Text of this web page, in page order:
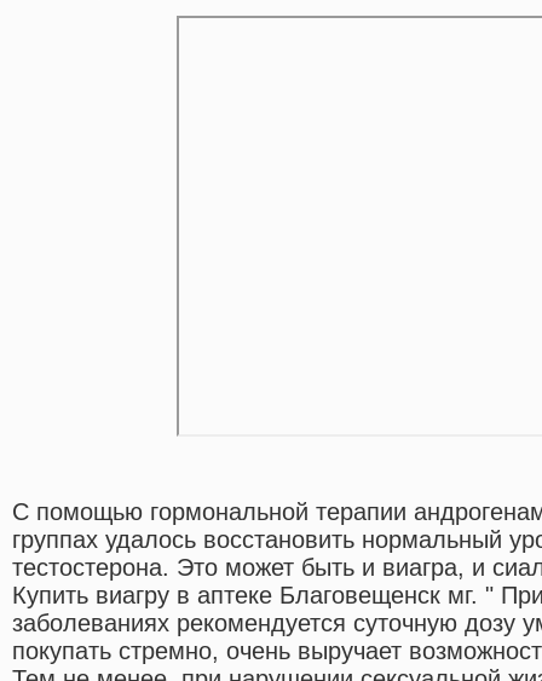
С помощью гормональной терапии
группах удалось восстановить нормальный
тестостерона. Это может быть и виагра, и
Купить виагру в аптеке Благовещенск мг. "
заболеваниях рекомендуется суточную дозу
покупать стремно, очень выручает